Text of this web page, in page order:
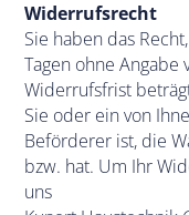
Widerrufsrecht
Sie haben das
Tagen ohne
Widerrufsfrist
Sie oder ein von
Beförderer ist, die
bzw. hat. Um Ihr
uns